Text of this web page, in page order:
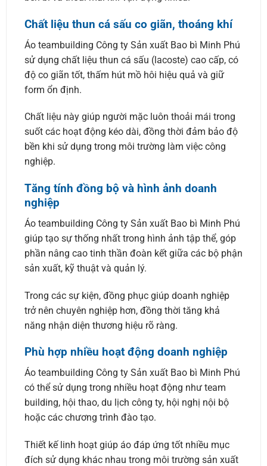
Chất liệu thun cá sấu co giãn, thoáng khí
Áo teambuilding Công ty Sản xuất Bao bì Minh Phú
sử dụng chất liệu thun cá sấu (lacoste) cao cấp, có
độ co giãn tốt, thấm hút mồ hôi hiệu quả và giữ
form ổn định.
Chất liệu này giúp người mặc luôn thoải mái trong
suốt các hoạt động kéo dài, đồng thời đảm bảo độ
bền khi sử dụng trong môi trường làm việc công
nghiệp.
Tăng tính đồng bộ và hình ảnh doanh
nghiệp
Áo teambuilding Công ty Sản xuất Bao bì Minh Phú
giúp tạo sự thống nhất trong hình ảnh tập thể, góp
phần nâng cao tinh thần đoàn kết giữa các bộ phận
sản xuất, kỹ thuật và quản lý.
Trong các sự kiện, đồng phục giúp doanh nghiệp
trở nên chuyên nghiệp hơn, đồng thời tăng khả
năng nhận diện thương hiệu rõ ràng.
Phù hợp nhiều hoạt động doanh nghiệp
Áo teambuilding Công ty Sản xuất Bao bì Minh Phú
có thể sử dụng trong nhiều hoạt động như team
building, hội thao, du lịch công ty, hội nghị nội bộ
hoặc các chương trình đào tạo.
Thiết kế linh hoạt giúp áo đáp ứng tốt nhiều mục
đích sử dụng khác nhau trong môi trường sản xuất